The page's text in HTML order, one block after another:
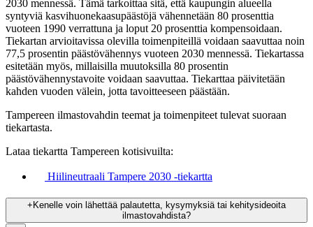
2030 mennessä. Tämä tarkoittaa sitä, että kaupungin alueella
syntyviä kasvihuonekaasupäästöjä vähennetään 80 prosenttia
vuoteen 1990 verrattuna ja loput 20 prosenttia kompensoidaan.
Tiekartan arvioitavissa olevilla toimenpiteillä voidaan saavuttaa noin
77,5 prosentin päästövähennys vuoteen 2030 mennessä. Tiekartassa
esitetään myös, millaisilla muutoksilla 80 prosentin
päästövähennystavoite voidaan saavuttaa. Tiekarttaa päivitetään
kahden vuoden välein, jotta tavoitteeseen päästään.
Tampereen ilmastovahdin teemat ja toimenpiteet tulevat suoraan
tiekartasta.
Lataa tiekartta Tampereen kotisivuilta:
Hiilineutraali Tampere 2030 -tiekartta
+ Kenelle voin lähettää palautetta, kysymyksiä tai kehitysideoita
ilmastovahdista?